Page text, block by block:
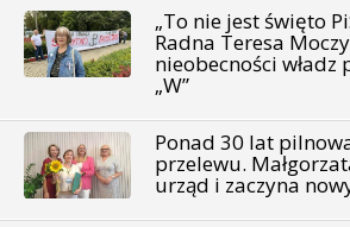
„To nie jest święto
Radna Teresa
nieobecności władz
„W”
Ponad 30 lat
przelewu.
urząd i zaczyna